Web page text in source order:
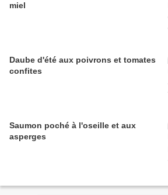
miel
Daube d'été aux poivrons et tomates
confites
Saumon poché à l'oseille et aux
asperges